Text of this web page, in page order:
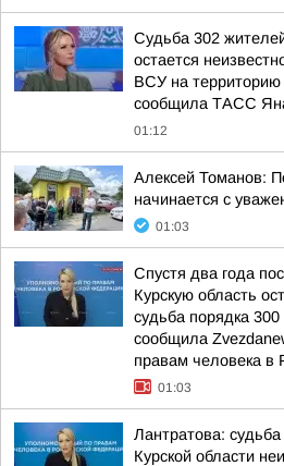
Судьба 302 жителей
остается
ВСУ на территорию
сообщила ТАСС
01:12
Алексей Томанов:
начинается с
01:03
Спустя два года
Курскую область
судьба порядка
сообщила
правам человека в
01:03
Лантратова:
Курской области